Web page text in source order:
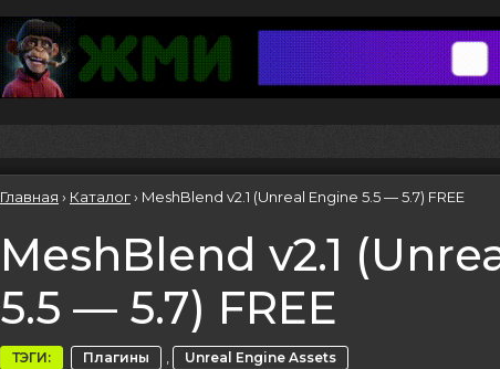
Главная › Каталог› MeshBlend v2.1 (Unreal Engine 5.5 — 5.7) FREE
MeshBlend v2.1
5.5 — 5.7) FREE
ТЭГИ: Плагины , Unreal Engine Assets